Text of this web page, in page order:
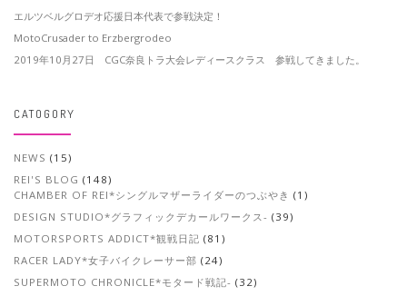
エルツベルグロデオ応援日本代表で参戦決定！
MotoCrusader to Erzbergrodeo
2019年10月27日 CGC奈良トラ大会レディースクラス 参戦してきました。
CATOGORY
NEWS (15)
REI'S BLOG (148)
CHAMBER OF REI*シングルマザーライダーのつぶやき (1)
DESIGN STUDIO*グラフィックデカールワークス- (39)
MOTORSPORTS ADDICT*観戦日記 (81)
RACER LADY*女子バイクレーサー部 (24)
SUPERMOTO CHRONICLE*モタード戦記- (32)